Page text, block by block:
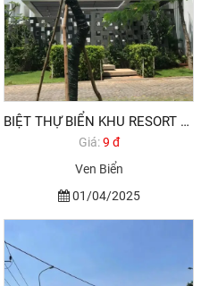
BIỆT THỰ BIỂN KHU RESORT OCEANAMI LONG HẢI VŨNG TÀU
Giá:9 đ
Ven Biển
01/04/2025